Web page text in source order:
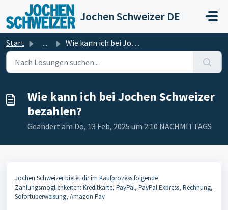
Zum hauptsächlichen Inhalt gehen
Jochen Schweizer DE
Start ... Wie kann ich bei Jochen Schweizer bezahlen?
Wie kann ich bei Jochen Schweizer
bezahlen?
Geändert am Do, 13 Feb, 2025 um 2:10 NACHMITTAGS
Jochen Schweizer bietet dir im Kaufprozess folgende
Zahlungsmöglichkeiten: Kreditkarte, PayPal, PayPal Express, Rechnung,
Sofortüberweisung, Amazon Pay